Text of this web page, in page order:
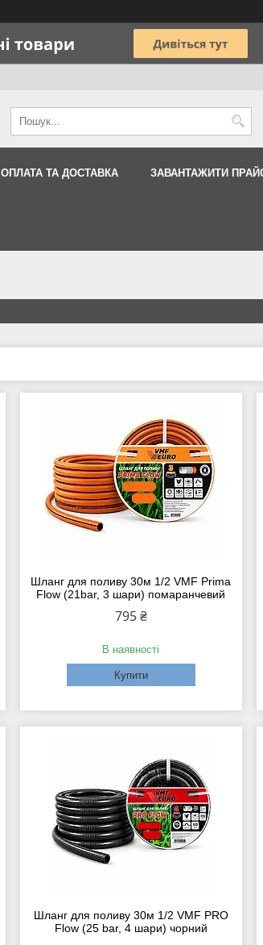
ОПЛАТА ТА ДОСТАВКА ЗАВАНТАЖИТИ
Шланг для поливу 30м 1/2 VMF Prima
Flow (21bar, 3 шари) помаранчевий
795 ₴
В наявності
Купити
Шланг для поливу 30м 1/2 VMF PRO
Flow (25 bar, 4 шари) чорний